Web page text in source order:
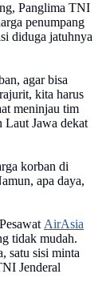
Panglima TNI
penumpang
diduga jatuhnya
agar bisa
kita harus
meninjau tim
Jawa dekat
korban di
apa daya,
AirAsia
tidak mudah.
satu sisi minta
Jenderal